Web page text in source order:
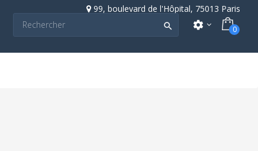
99, boulevard de l'Hôpital, 75013 Paris
 settings 0